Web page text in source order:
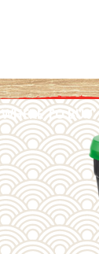
WHERE TO BUY